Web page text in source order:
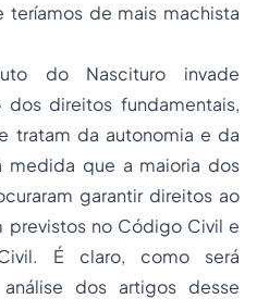
de mais machista
do Nascituro invade
direitos fundamentais,
tratam da autonomia e da
medida que a maioria dos
garantir direitos ao
previstos no Código Civil e
É claro, como será
dos artigos desse